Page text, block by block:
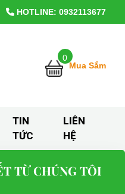
HOTLINE: 0932113677
0
Mua Sắm
TIN
TỨC
LIÊN
HỆ
TỪ CHÚNG TÔI